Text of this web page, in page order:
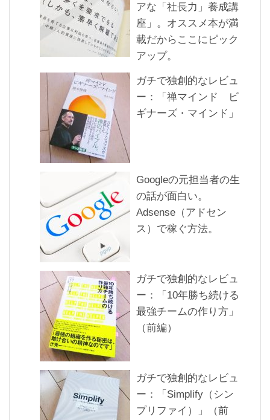
アな「社長力」養成講
座」。オススメ本が満
載だからここにピック
アップ。
ガチで独創的なレビュ
ー：「禅マインド ビ
ギナーズ・マインド」
Googleの元担当者の生
の話が面白い。
Adsense（アドセン
ス）で稼ぐ方法。
ガチで独創的なレビュ
ー：「10年勝ち続ける
最強チームの作り方」
（前編）
ガチで独創的なレビュ
ー：「Simplify（シン
プリファイ）」（前